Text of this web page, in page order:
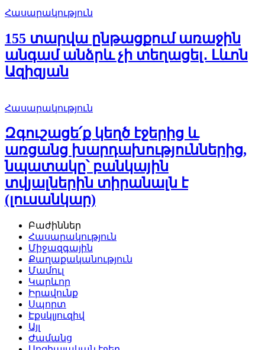
Հասարակություն
155 տարվա ընթացքում առաջին
անգամ անձրև չի տեղացել․ Լևոն
Ազիզյան
Հասարակություն
Զգուշացե՛ք կեղծ էջերից և
առցանց խարդախություններից,
նպատակը՝ բանկային
տվյալներին տիրանալն է
(լուսանկար)
Բաժիններ
Հասարակություն
Միջազգային
Քաղաքականություն
Մամուլ
Կարևոր
Իրավունք
Սպորտ
Էքսկլյուզիվ
Այլ
Ժամանց